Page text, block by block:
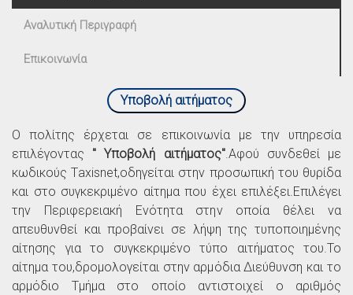
Αναλυτική Περιγραφή
Επικοινωνία
Υποβολή αιτήματος
O πολίτης έρχεται σε επικοινωνία με την υπηρεσία
επιλέγοντας " Υποβολή αιτήματος".Αφού συνδεθεί με
κωδικούς Τaxisnet,οδηγείται στην προσωπική του θυρίδα
και στο συγκεκριμένο αίτημα που έχει επιλέξει.Επιλέγει
την Περιφερειακή Ενότητα στην οποία θέλει να
απευθυνθεί και προβαίνει σε λήψη της τυποποιημένης
αίτησης για το συγκεκριμένο τύπο αιτήματος του.Το
αίτημα του,δρομολογείται στην αρμόδια Διεύθυνση και το
αρμόδιο Τμήμα στο οποίο αντιστοιχεί ο αριθμός